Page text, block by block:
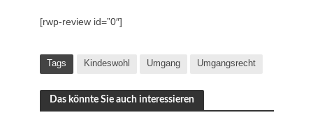
[rwp-review id=”0″]
Tags Kindeswohl Umgang Umgangsrecht
Das könnte Sie auch interessieren